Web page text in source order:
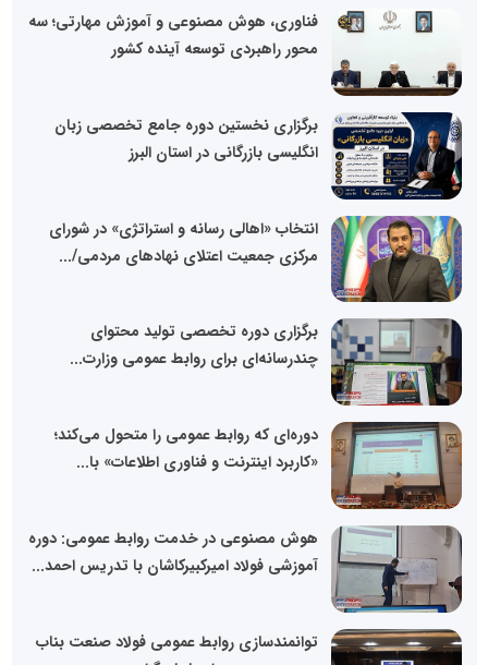
فناوری، هوش مصنوعی و آموزش مهارتی؛ سه
محور راهبردی توسعه آینده کشور
برگزاری نخستین دوره جامع تخصصی زبان
انگلیسی بازرگانی در استان البرز
انتخاب «اهالی رسانه و استراتژی» در شورای
مرکزی جمعیت اعتلای نهادهای مردمی/...
برگزاری دوره تخصصی تولید محتوای
چندرسانه‌ای برای روابط عمومی وزارت...
دوره‌ای که روابط عمومی را متحول می‌کند؛
«کاربرد اینترنت و فناوری اطلاعات» با...
هوش مصنوعی در خدمت روابط عمومی: دوره
آموزشی فولاد امیرکبیرکاشان با تدریس احمد...
توانمندسازی روابط عمومی فولاد صنعت بناب